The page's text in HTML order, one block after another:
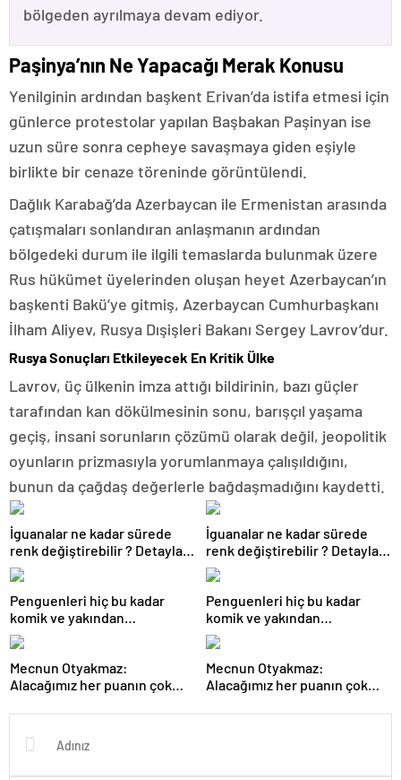
bölgeden ayrılmaya devam ediyor.
Paşinya’nın Ne Yapacağı Merak Konusu
Yenilginin ardından başkent Erivan’da istifa etmesi için
günlerce protestolar yapılan Başbakan Paşinyan ise
uzun süre sonra cepheye savaşmaya giden eşiyle
birlikte bir cenaze töreninde görüntülendi.
Dağlık Karabağ’da Azerbaycan ile Ermenistan arasında
çatışmaları sonlandıran anlaşmanın ardından
bölgedeki durum ile ilgili temaslarda bulunmak üzere
Rus hükümet üyelerinden oluşan heyet Azerbaycan’ın
başkenti Bakü’ye gitmiş, Azerbaycan Cumhurbaşkanı
İlham Aliyev, Rusya Dışişleri Bakanı Sergey Lavrov’dur.
Rusya Sonuçları Etkileyecek En Kritik Ülke
Lavrov, üç ülkenin imza attığı bildirinin, bazı güçler
tarafından kan dökülmesinin sonu, barışçıl yaşama
geçiş, insani sorunların çözümü olarak değil, jeopolitik
oyunların prizmasıyla yorumlanmaya çalışıldığını,
bunun da çağdaş değerlerle bağdaşmadığını kaydetti.
İguanalar ne kadar sürede
renk değiştirebilir ? Detaylar
burada…
İguanalar ne kadar sürede
renk değiştirebilir ? Detaylar
burada…
Penguenleri hiç bu kadar
komik ve yakından
görmemiştiniz
Penguenleri hiç bu kadar
komik ve yakından
görmemiştiniz
Mecnun Otyakmaz:
Alacağımız her puanın çok
Mecnun Otyakmaz:
Alacağımız her puanın çok